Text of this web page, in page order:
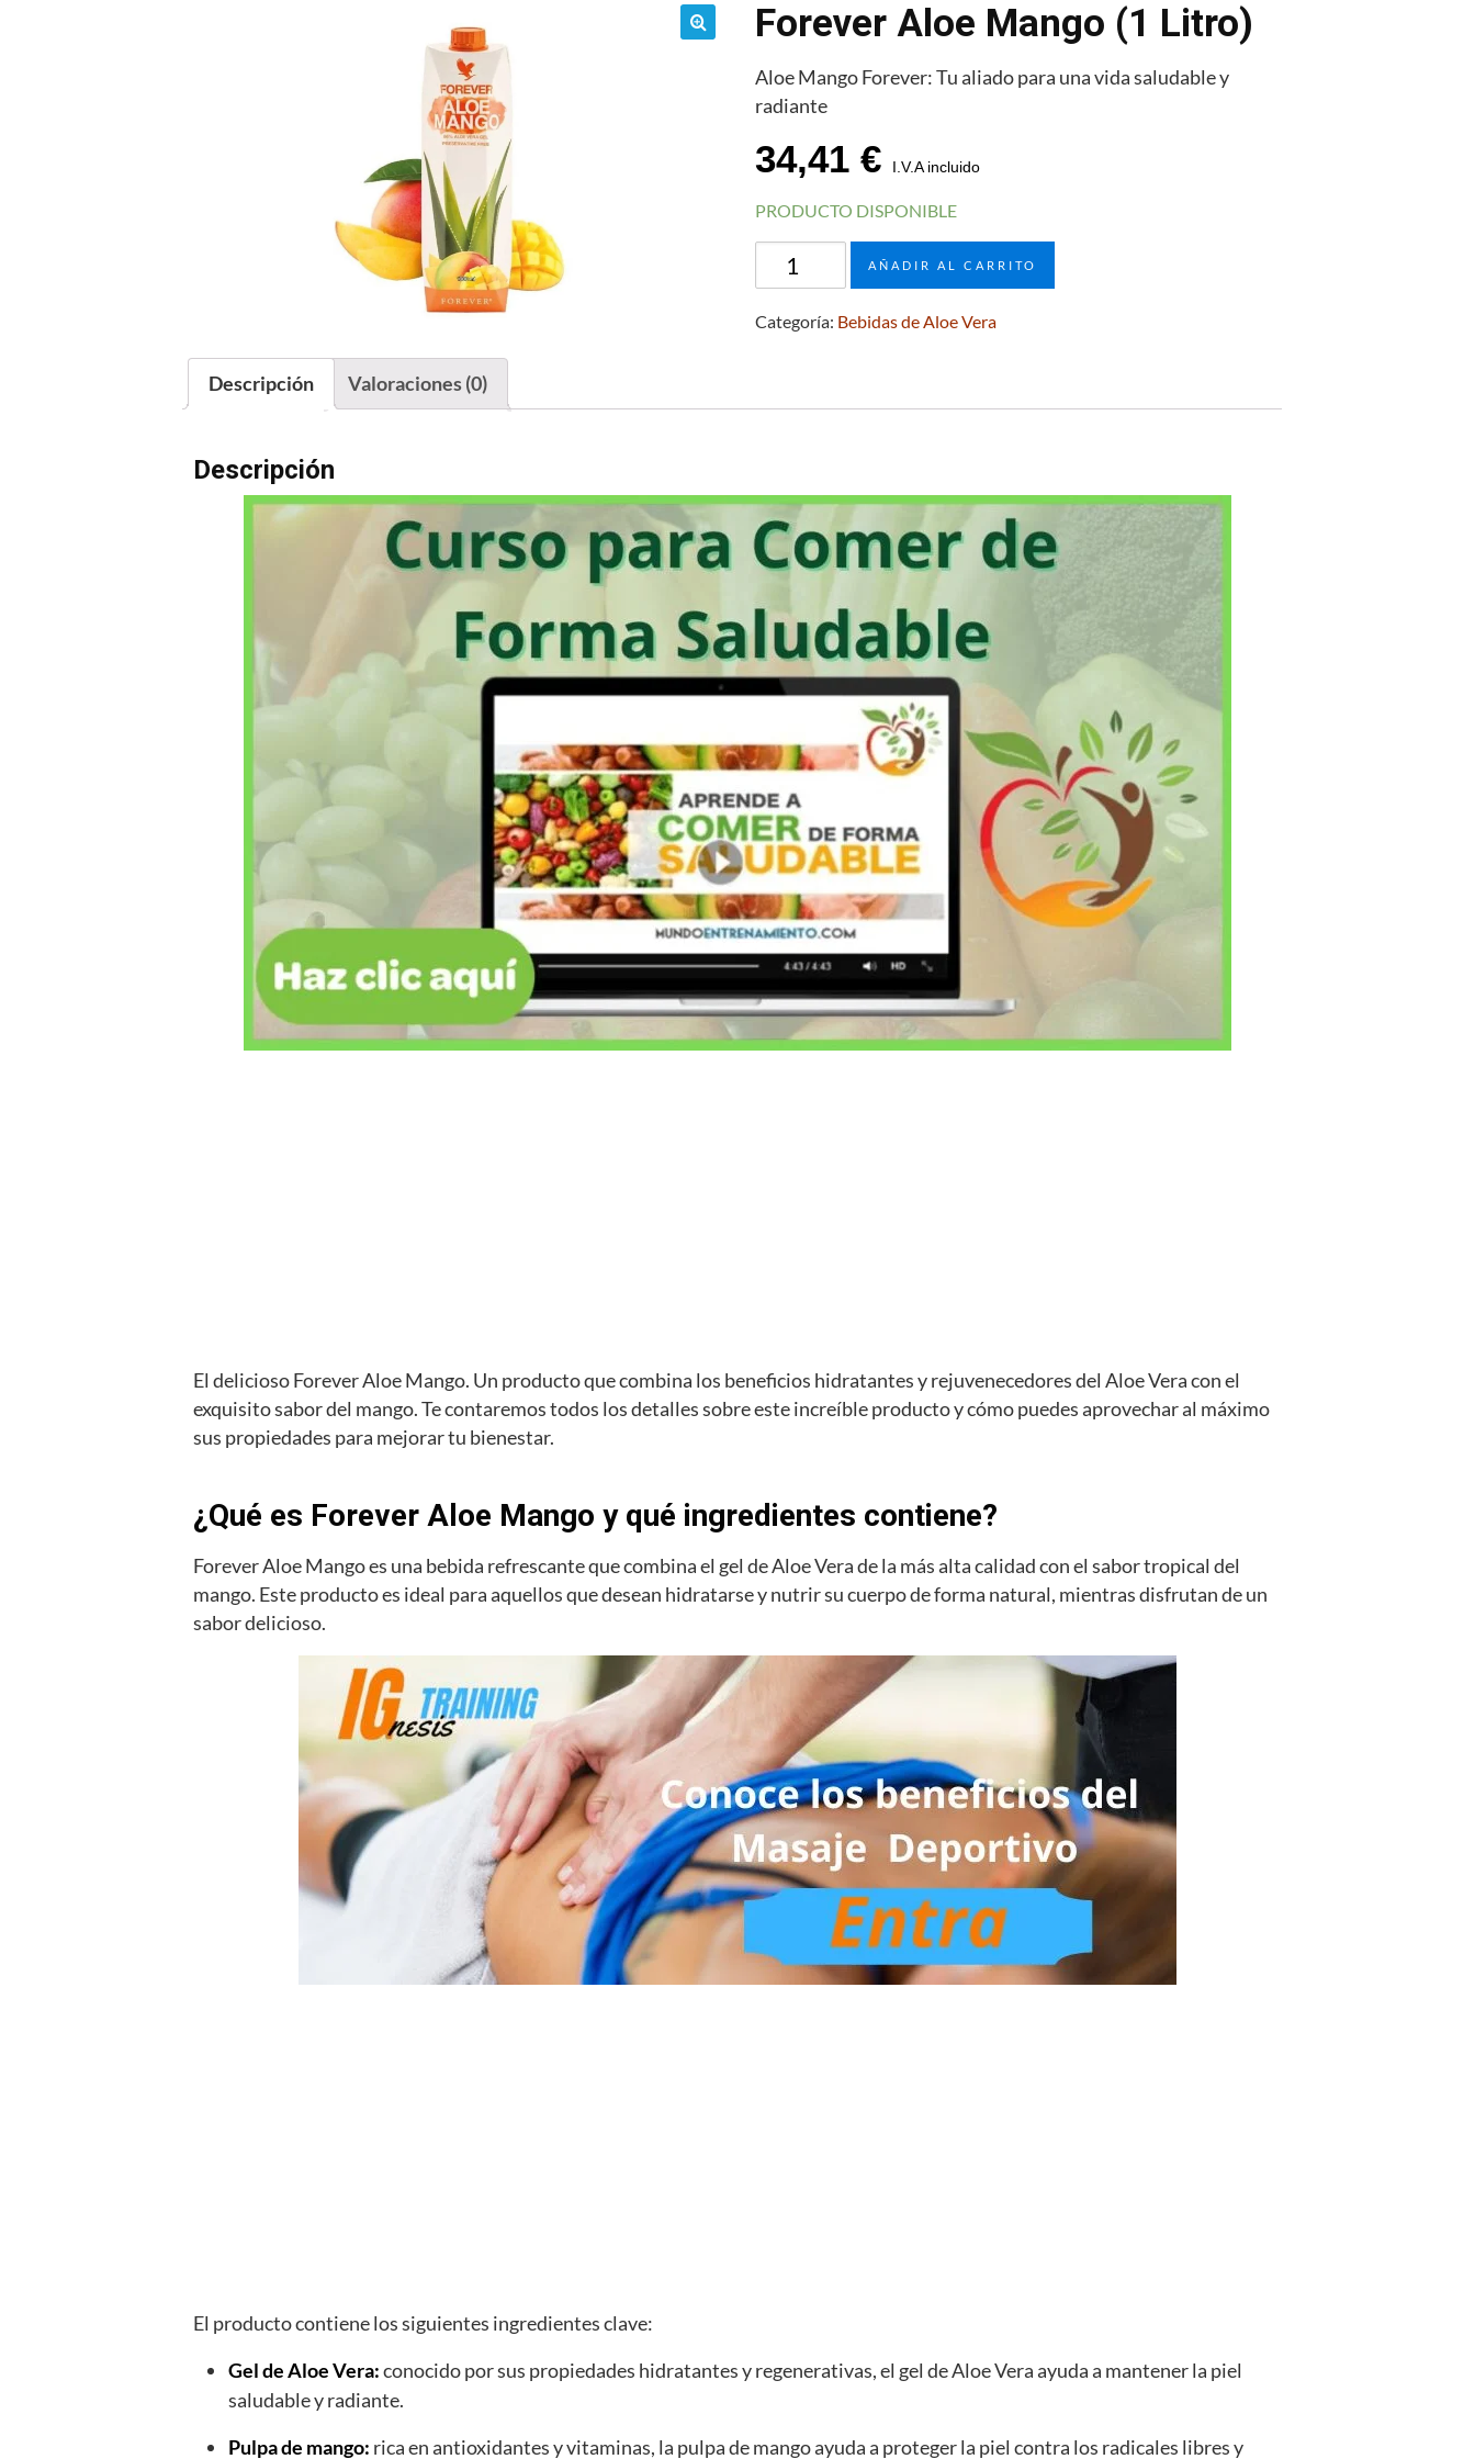
Forever Aloe Mango (1 Litro)
Aloe Mango Forever: Tu aliado para una vida saludable y
radiante
34,41 € I.V.A incluido
PRODUCTO DISPONIBLE
Forever
Aloe
(1
AÑADIR AL CARRITO
Categoría: Bebidas de Aloe Vera
Descripción Valoraciones (0)
Descripción
El delicioso Forever Aloe Mango. Un producto que combina los beneficios hidratantes y rejuvenecedores del Aloe Vera con el
exquisito sabor del mango. Te contaremos todos los detalles sobre este increíble producto y cómo puedes aprovechar al máximo
sus propiedades para mejorar tu bienestar.
¿Qué es Forever Aloe Mango y qué ingredientes contiene?
Forever Aloe Mango es una bebida refrescante que combina el gel de Aloe Vera de la más alta calidad con el sabor tropical del
mango. Este producto es ideal para aquellos que desean hidratarse y nutrir su cuerpo de forma natural, mientras disfrutan de un
sabor delicioso.
El producto contiene los siguientes ingredientes clave:
Gel de Aloe Vera:conocido por sus propiedades hidratantes y regenerativas, el gel de Aloe Vera ayuda a mantener la piel
saludable y radiante.
Pulpa de mango: rica en antioxidantes y vitaminas, la pulpa de mango ayuda a proteger la piel contra los radicales libres y